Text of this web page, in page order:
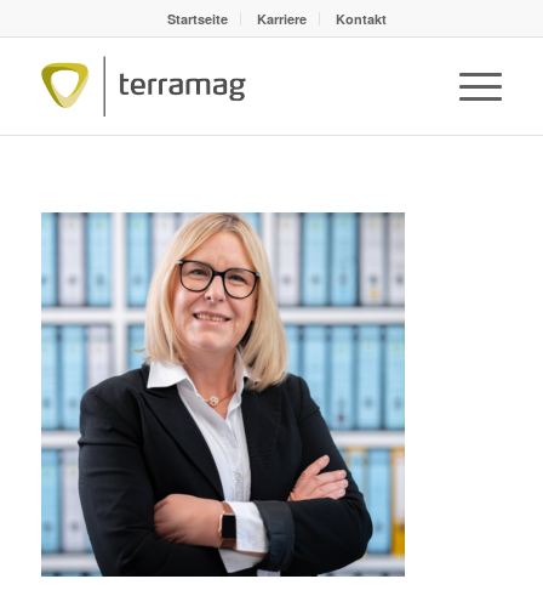
Startseite Karriere Kontakt